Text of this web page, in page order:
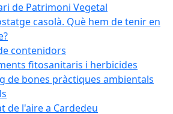
de Patrimoni Vegetal
casolà. Què hem de tenir en
contenidors
fitosanitaris i herbicides
de bones pràctiques ambientals
de l'aire a Cardedeu